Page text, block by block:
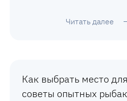
Читать далее
Как выбрать место
советы опытных